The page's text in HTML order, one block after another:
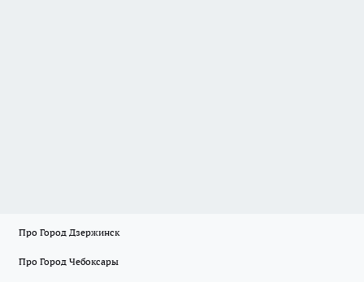
Про Город Дзержинск
Про Город Чебоксары